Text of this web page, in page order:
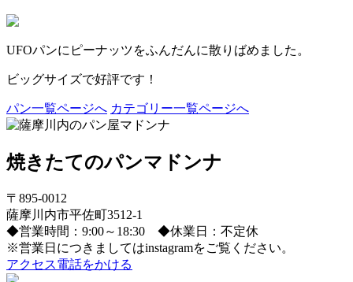
UFOパンにピーナッツをふんだんに散りばめました。
ビッグサイズで好評です！
パン一覧ページへ カテゴリー一覧ページへ
焼きたてのパンマドンナ
〒895-0012
薩摩川内市平佐町3512-1
◆営業時間：9:00～18:30 ◆休業日：不定休
※営業日につきましてはinstagramをご覧ください。
アクセス電話をかける